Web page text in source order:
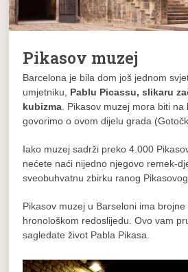
Pikasov muzej
Barcelona je bila dom još jednom
umjetniku, Pablu Picassu, slikaru
kubizma Pikasov muzej mora biti na
govorimo o ovom dijelu grada
Iako muzej sadrži preko 4.000
nećete naći nijedno njegovo remek-
sveobuhvatnu zbirku ranog
Pikasov muzej u Barseloni ima
hronološkom redoslijedu. Ovo vam
sagledate život Pabla Pikasa.